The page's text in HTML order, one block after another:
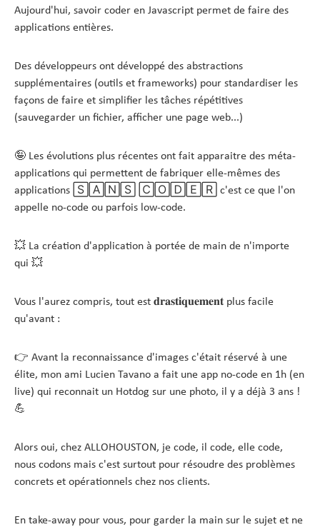
Aujourd'hui, savoir coder en Javascript permet de faire des
applications entières.
Des développeurs ont développé des abstractions
supplémentaires (outils et frameworks) pour standardiser les
façons de faire et simplifier les tâches répétitives
(sauvegarder un fichier, afficher une page web...)
🤪 Les évolutions plus récentes ont fait apparaitre des méta-
applications qui permettent de fabriquer elle-mêmes des
applications 🅂🄰🄽🅂 🄲🄾🄳🄴🅁 c'est ce que l'on
appelle no-code ou parfois low-code.
💥 La création d'application à portée de main de n'importe
qui 💥
Vous l'aurez compris, tout est 𝐝𝐫𝐚𝐬𝐭𝐢𝐪𝐮𝐞𝐦𝐞𝐧𝐭 plus facile
qu'avant :
👉 Avant la reconnaissance d'images c'était réservé à une
élite, mon ami Lucien Tavano a fait une app no-code en 1h (en
live) qui reconnait un Hotdog sur une photo, il y a déjà 3 ans !
💪
Alors oui, chez ALLOHOUSTON, je code, il code, elle code,
nous codons mais c'est surtout pour résoudre des problèmes
concrets et opérationnels chez nos clients.
En take-away pour vous, pour garder la main sur le sujet et ne